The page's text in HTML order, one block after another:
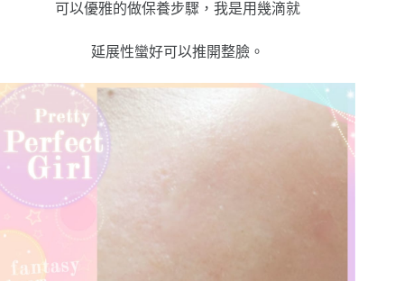
可以優雅的做保養步驟，我是用幾滴就
延展性蠻好可以推開整臉。